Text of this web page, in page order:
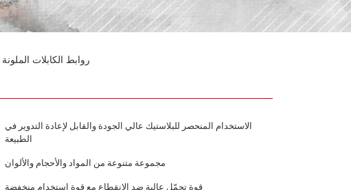
روابط الكابلات الملونة
الاستخدام المنحصر للبلاستيك عالي الجودة والقابل لإعادة التدوير في
الطبيعة
مجموعة متنوعة من المواد والأحجام والألوان
قوة تحمّل عالية ضد الانقطاع مع قوة استخدام منخفضة